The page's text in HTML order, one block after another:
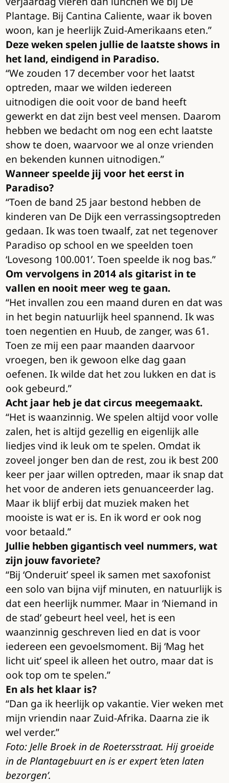
Plantage. Bij Cantina Caliente, waar ik boven
woon, kan je heerlijk Zuid-Amerikaans eten.”
Deze weken spelen jullie de laatste shows in
het land, eindigend in Paradiso.
“We zouden 17 december voor het laatst
optreden, maar we wilden iedereen
uitnodigen die ooit voor de band heeft
gewerkt en dat zijn best veel mensen. Daarom
hebben we bedacht om nog een echt laatste
show te doen, waarvoor we al onze vrienden
en bekenden kunnen uitnodigen.”
Wanneer speelde jij voor het eerst in
Paradiso?
“Toen de band 25 jaar bestond hebben de
kinderen van De Dijk een verrassingsoptreden
gedaan. Ik was toen twaalf, zat net tegenover
Paradiso op school en we speelden toen
‘Lovesong 100.001’. Toen speelde ik nog bas.”
Om vervolgens in 2014 als gitarist in te
vallen en nooit meer weg te gaan.
“Het invallen zou een maand duren en dat was
in het begin natuurlijk heel spannend. Ik was
toen negentien en Huub, de zanger, was 61.
Toen ze mij een paar maanden daarvoor
vroegen, ben ik gewoon elke dag gaan
oefenen. Ik wilde dat het zou lukken en dat is
ook gebeurd.”
Acht jaar heb je dat circus meegemaakt.
“Het is waanzinnig. We spelen altijd voor volle
zalen, het is altijd gezellig en eigenlijk alle
liedjes vind ik leuk om te spelen. Omdat ik
zoveel jonger ben dan de rest, zou ik best 200
keer per jaar willen optreden, maar ik snap dat
het voor de anderen iets genuanceerder lag.
Maar ik blijf erbij dat muziek maken het
mooiste is wat er is. En ik word er ook nog
voor betaald.”
Jullie hebben gigantisch veel nummers, wat
zijn jouw favoriete?
“Bij ‘Onderuit’ speel ik samen met saxofonist
een solo van bijna vijf minuten, en natuurlijk is
dat een heerlijk nummer. Maar in ‘Niemand in
de stad’ gebeurt heel veel, het is een
waanzinnig geschreven lied en dat is voor
iedereen een gevoelsmoment. Bij ‘Mag het
licht uit’ speel ik alleen het outro, maar dat is
ook top om te spelen.”
En als het klaar is?
“Dan ga ik heerlijk op vakantie. Vier weken met
mijn vriendin naar Zuid-Afrika. Daarna zie ik
wel verder.”
Foto: Jelle Broek in de Roetersstraat. Hij groeide
in de Plantagebuurt en is er expert ‘eten laten
bezorgen’.